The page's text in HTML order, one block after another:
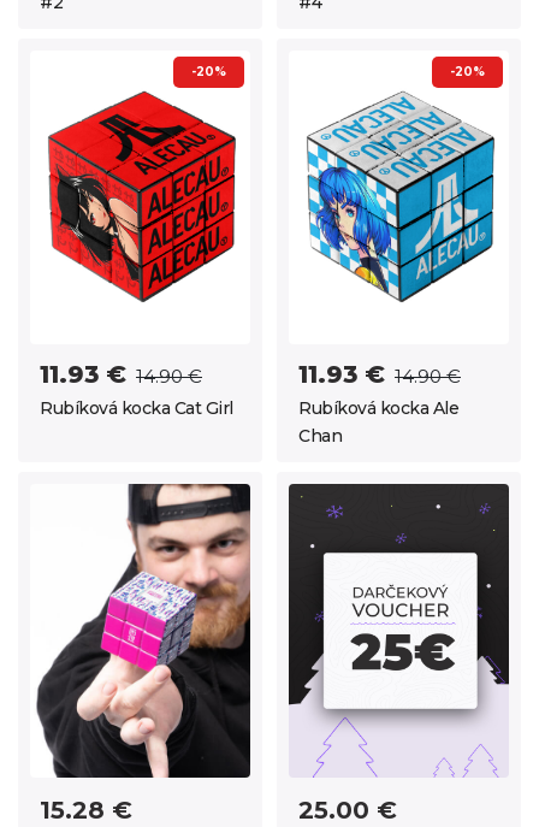
11.93 € 14.90 €
Rubíková kocka Cat Girl
-20%
11.93 € 14.90 €
Rubíková kocka Ale
Chan
-20%
15.28 € 25.00 €